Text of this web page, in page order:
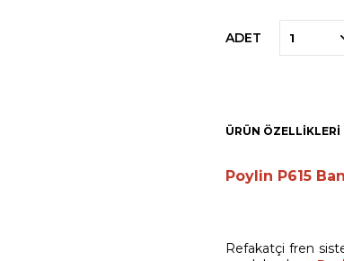
ADET
ÜRÜN ÖZELLIKLERI
Poylin P615
Refakatçi fren